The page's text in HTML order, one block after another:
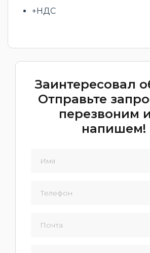
+НДС
Заинтересовал
Отправьте
перезвоним
напишем!